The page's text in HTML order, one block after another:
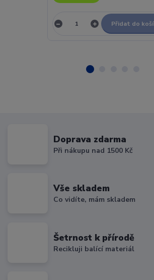
Přidat do
Doprava zdarma
Při nákupu nad 1500 Kč
Vše skladem
Co vidíte, mám skladem
Šetrnost k přírodě
Recikluji balící materiál